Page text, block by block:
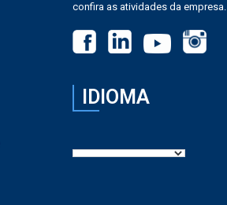
confira as atividades da empresa.
IDIOMA